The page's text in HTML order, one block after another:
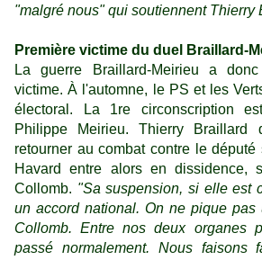
"malgré nous" qui soutiennent Thierry
Première victime du duel Braillard-
La guerre Braillard-Meirieu a
victime. À l'automne, le PS et les
électoral. La 1re circonscription
Philippe Meirieu. Thierry
retourner au combat contre le député
Havard entre alors en dissidence,
Collomb. "Sa suspension, si elle est
un accord national. On ne pique pas
Collomb. Entre nos deux organes
passé normalement. Nous faisons